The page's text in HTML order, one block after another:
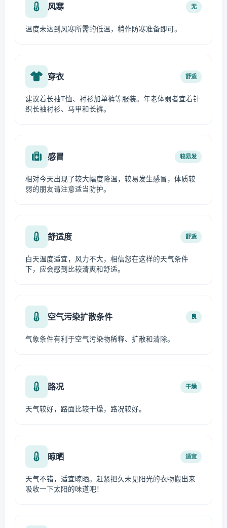
风寒 无
温度未达到风寒所需的低温，稍作防寒准备即可。
穿衣 舒适
建议着长袖T恤、衬衫加单裤等服装。年老体弱者宜着针
织长袖衬衫、马甲和长裤。
感冒 较易发
相对今天出现了较大幅度降温，较易发生感冒，体质较
弱的朋友请注意适当防护。
舒适度 舒适
白天温度适宜，风力不大，相信您在这样的天气条件
下，应会感到比较清爽和舒适。
空气污染扩散条件 良
气象条件有利于空气污染物稀释、扩散和清除。
路况 干燥
天气较好，路面比较干燥，路况较好。
晾晒 适宜
天气不错，适宜晾晒。赶紧把久未见阳光的衣物搬出来
吸收一下太阳的味道吧！